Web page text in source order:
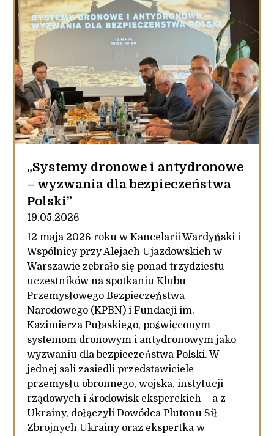
„Systemy dronowe i antydronowe
– wyzwania dla bezpieczeństwa
Polski”
19.05.2026
12 maja 2026 roku w Kancelarii Wardyński i
Wspólnicy przy Alejach Ujazdowskich w
Warszawie zebrało się ponad trzydziestu
uczestników na spotkaniu Klubu
Przemysłowego Bezpieczeństwa
Narodowego (KPBN) i Fundacji im.
Kazimierza Pułaskiego, poświęconym
systemom dronowym i antydronowym jako
wyzwaniu dla bezpieczeństwa Polski. W
jednej sali zasiedli przedstawiciele
przemysłu obronnego, wojska, instytucji
rządowych i środowisk eksperckich – a z
Ukrainy, dołączyli Dowódca Plutonu Sił
Zbrojnych Ukrainy oraz ekspertka w